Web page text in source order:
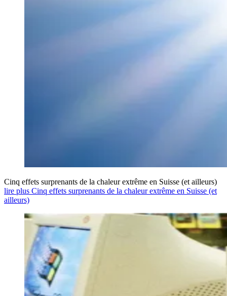
Cinq effets surprenants de la chaleur extrême en Suisse (et ailleurs)
lire plus Cinq effets surprenants de la chaleur extrême en Suisse (et
ailleurs)